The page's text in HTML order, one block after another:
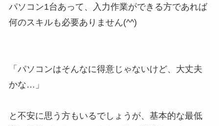
パソコン1台あって、入力作業ができる方であれば
何のスキルも必要ありません(^^)
「パソコンはそんなに得意じゃないけど、大丈夫
かな…」
と不安に思う方もいるでしょうが、基本的な最低